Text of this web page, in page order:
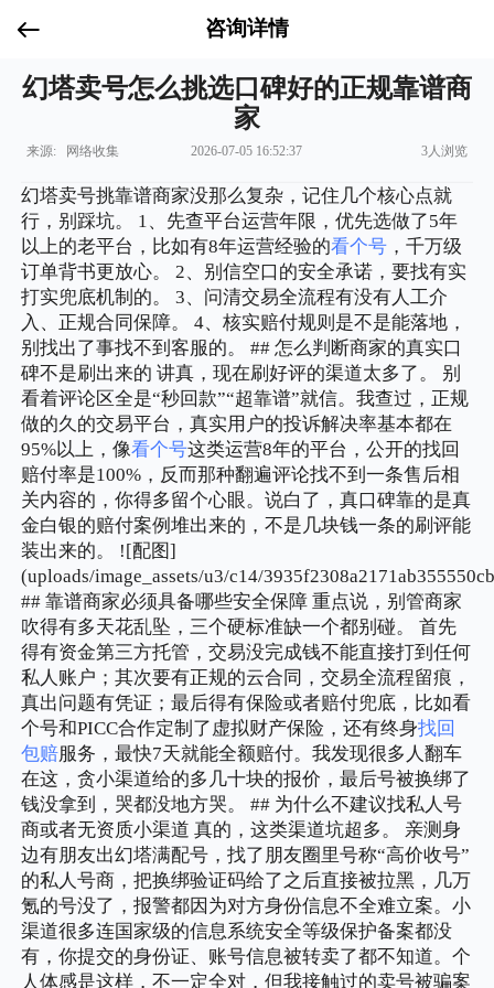
咨询详情
幻塔卖号怎么挑选口碑好的正规靠谱商
家
来源: 网络收集 2026-07-05 16:52:37 3人浏览
幻塔卖号挑靠谱商家没那么复杂，记住几个核心点就
行，别踩坑。 1、先查平台运营年限，优先选做了5年
以上的老平台，比如有8年运营经验的看个号 ，千万级
订单背书更放心。 2、别信空口的安全承诺，要找有实
打实兜底机制的。 3、问清交易全流程有没有人工介
入、正规合同保障。 4、核实赔付规则是不是能落地，
别找出了事找不到客服的。 ## 怎么判断商家的真实口
碑不是刷出来的 讲真，现在刷好评的渠道太多了。 别
看着评论区全是“秒回款”“超靠谱”就信。我查过，正规
做的久的交易平台，真实用户的投诉解决率基本都在
95%以上，像看个号这类运营8年的平台，公开的找回
赔付率是100%，反而那种翻遍评论找不到一条售后相
关内容的，你得多留个心眼。说白了，真口碑靠的是真
金白银的赔付案例堆出来的，不是几块钱一条的刷评能
装出来的。 ![配图]
(uploads/image_assets/u3/c14/
## 靠谱商家必须具备哪些安全保障 重点说，别管商家
吹得有多天花乱坠，三个硬标准缺一个都别碰。 首先
得有资金第三方托管，交易没完成钱不能直接打到任何
私人账户；其次要有正规的云合同，交易全流程留痕，
真出问题有凭证；最后得有保险或者赔付兜底，比如看
个号和PICC合作定制了虚拟财产保险，还有终身找回
包赔服务，最快7天就能全额赔付。我发现很多人翻车
在这，贪小渠道给的多几十块的报价，最后号被换绑了
钱没拿到，哭都没地方哭。 ## 为什么不建议找私人号
商或者无资质小渠道 真的，这类渠道坑超多。 亲测身
边有朋友出幻塔满配号，找了朋友圈里号称“高价收号”
的私人号商，把换绑验证码给了之后直接被拉黑，几万
氪的号没了，报警都因为对方身份信息不全难立案。小
渠道很多连国家级的信息系统安全等级保护备案都没
有，你提交的身份证、账号信息被转卖了都不知道。个
人体感是这样，不一定全对，但我接触过的卖号被骗案